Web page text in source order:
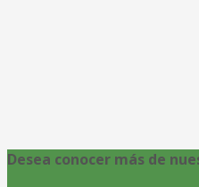
Desea conocer más de